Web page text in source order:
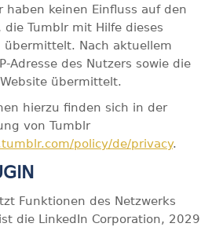
haben keinen Einfluss auf den
Tumblr mit Hilfe dieses
übermittelt. Nach aktuellem
Adresse des Nutzers sowie die
übermittelt.
hierzu finden sich in der
von Tumblr
policy/de/privacy.
Funktionen des Netzwerks
die LinkedIn Corporation, 2029